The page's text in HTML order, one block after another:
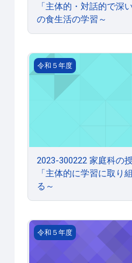
「主体的・対話的で深
の食生活の学習～
2023-300222 家庭科の
令和５年度
2023-300222 家庭科の
「主体的に学習に取り
る～
2023-300221 技術・家
令和５年度